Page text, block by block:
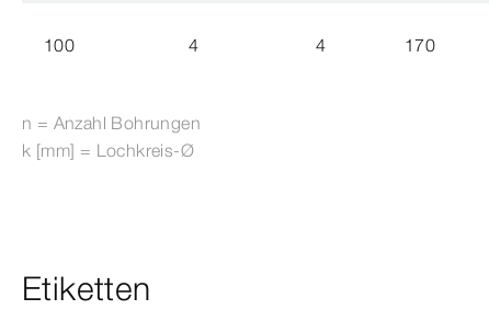
100 4 4 170
n = Anzahl Bohrungen
k [mm] = Lochkreis-Ø
Etiketten